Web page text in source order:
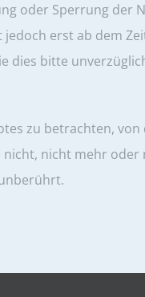
oder Sperrung der
erst ab dem
dies bitte
zu betrachten, von
nicht, nicht mehr